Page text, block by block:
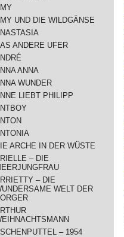
UND DIE WILDGÄNSE
ANDERE UFER
ANNA
WUNDER
LIEBT PHILIPP
ARCHE IN DER WÜSTE
– DIE
– DIE
WELT DER
– 1954